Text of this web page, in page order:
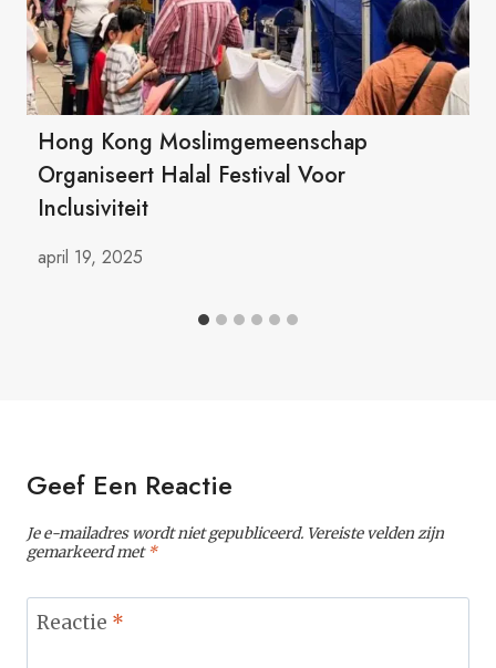
Hong Kong Moslimgemeenschap
Organiseert Halal Festival Voor
Inclusiviteit
april 19, 2025
Geef Een Reactie
Je e-mailadres wordt niet gepubliceerd. Vereiste velden zijn
gemarkeerd met*
Reactie *